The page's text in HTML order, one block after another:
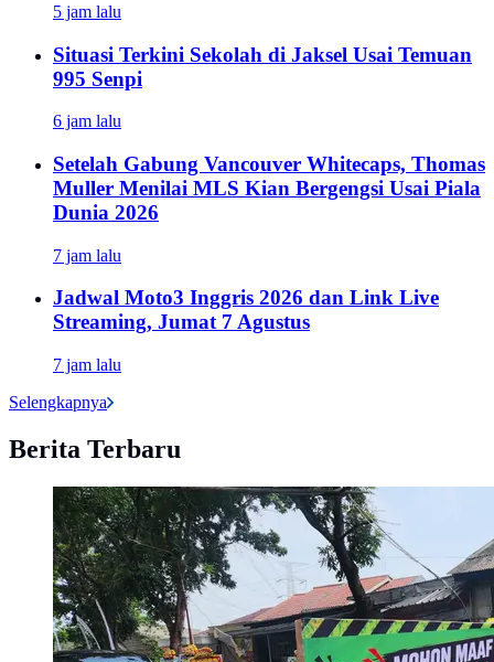
5 jam lalu
Situasi Terkini Sekolah di Jaksel Usai Temuan
995 Senpi
6 jam lalu
Setelah Gabung Vancouver Whitecaps, Thomas
Muller Menilai MLS Kian Bergengsi Usai Piala
Dunia 2026
7 jam lalu
Jadwal Moto3 Inggris 2026 dan Link Live
Streaming, Jumat 7 Agustus
7 jam lalu
Selengkapnya
Berita Terbaru